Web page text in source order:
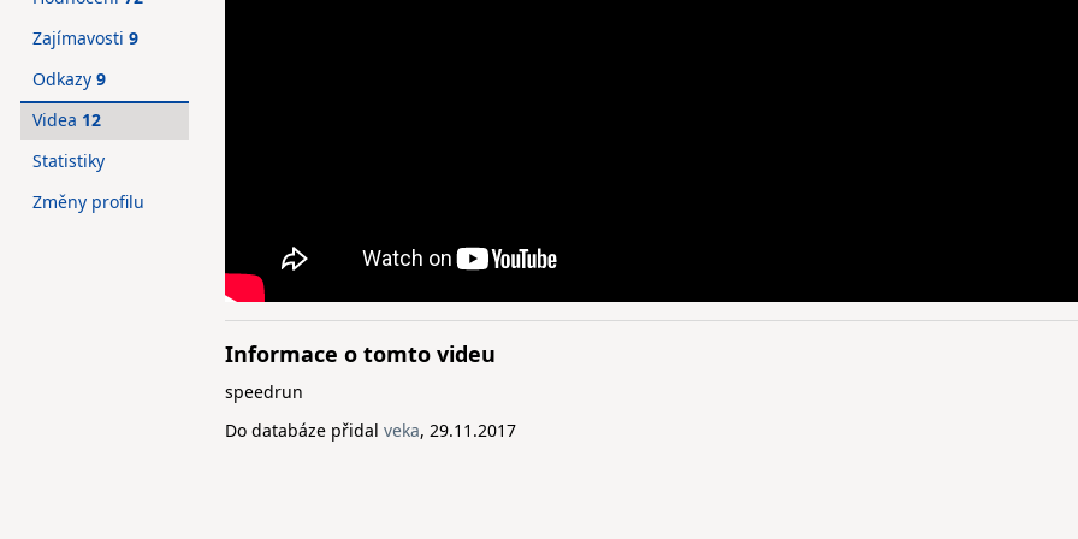
Informace o tomto videu
speedrun
Do databáze přidal veka, 29.11.2017
Zajímavosti 9
Odkazy 9
Videa 12
Statistiky
Změny profilu